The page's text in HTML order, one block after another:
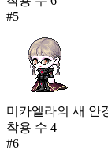
#5
미카엘라의 새 안
착용 수 4
#6